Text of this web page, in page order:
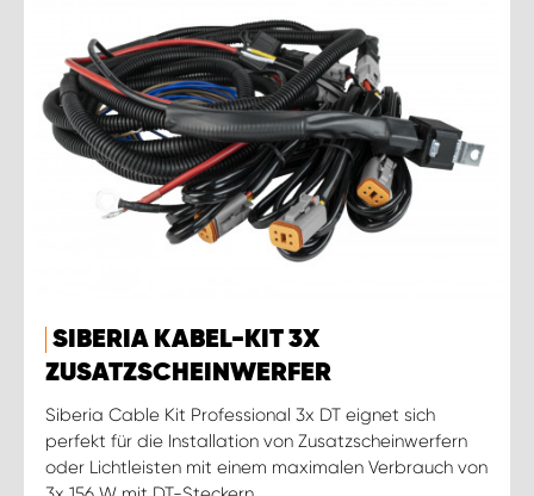
SIBERIA KABEL-KIT 3X
ZUSATZSCHEINWERFER
Siberia Cable Kit Professional 3x DT eignet sich
perfekt für die Installation von Zusatzscheinwerfern
oder Lichtleisten mit einem maximalen Verbrauch von